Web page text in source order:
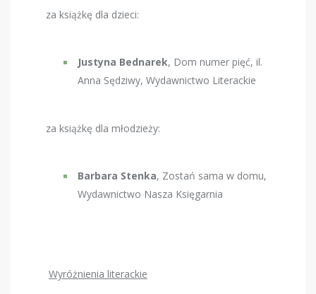
za książkę dla dzieci:
Justyna Bednarek, Dom numer pięć, il.
Anna Sędziwy, Wydawnictwo Literackie
za książkę dla młodzieży:
Barbara Stenka, Zostań sama w domu,
Wydawnictwo Nasza Księgarnia
Wyróżnienia literackie